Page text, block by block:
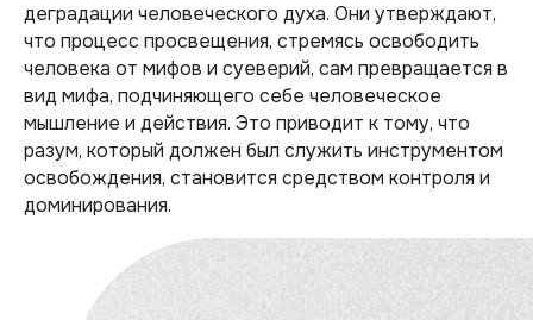
деградации человеческого духа. Они утверждают,
что процесс просвещения, стремясь освободить
человека от мифов и суеверий, сам превращается в
вид мифа, подчиняющего себе человеческое
мышление и действия. Это приводит к тому, что
разум, который должен был служить инструментом
освобождения, становится средством контроля и
доминирования.